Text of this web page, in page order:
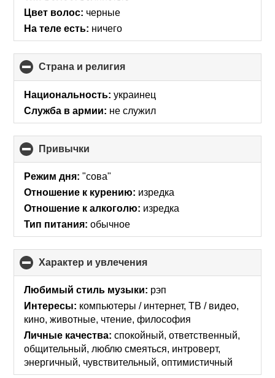
Цвет волос: черные
На теле есть: ничего
Страна и религия
to
collapse
contents
Национальность: украинец
Служба в армии: не служил
Привычки
to
collapse
Режим дня: "сова"
Отношение к курению: изредка
Отношение к алкоголю: изредка
Тип питания: обычное
Характер и увлечения
to
collapse
Любимый стиль музыки: рэп
Интересы: компьютеры / интернет, ТВ / видео,
кино, животные, чтение, философия
Личные качества: спокойный, ответственный,
общительный, люблю смеяться, интроверт,
энергичный, чувствительный, оптимистичный